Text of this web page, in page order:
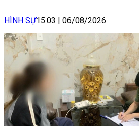
HÌNH SỰ15:03 06/08/2026